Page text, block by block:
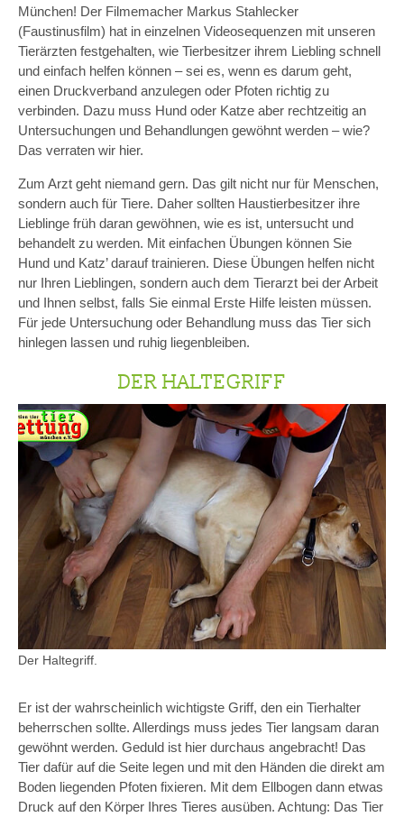
München! Der Filmemacher Markus Stahlecker
(Faustinusfilm) hat in einzelnen Videosequenzen mit unseren
Tierärzten festgehalten, wie Tierbesitzer ihrem Liebling schnell
und einfach helfen können – sei es, wenn es darum geht,
einen Druckverband anzulegen oder Pfoten richtig zu
verbinden. Dazu muss Hund oder Katze aber rechtzeitig an
Untersuchungen und Behandlungen gewöhnt werden – wie?
Das verraten wir hier.
Zum Arzt geht niemand gern. Das gilt nicht nur für Menschen,
sondern auch für Tiere. Daher sollten Haustierbesitzer ihre
Lieblinge früh daran gewöhnen, wie es ist, untersucht und
behandelt zu werden. Mit einfachen Übungen können Sie
Hund und Katz’ darauf trainieren. Diese Übungen helfen nicht
nur Ihren Lieblingen, sondern auch dem Tierarzt bei der Arbeit
und Ihnen selbst, falls Sie einmal Erste Hilfe leisten müssen.
Für jede Untersuchung oder Behandlung muss das Tier sich
hinlegen lassen und ruhig liegenbleiben.
DER HALTEGRIFF
Der Haltegriff.
Er ist der wahrscheinlich wichtigste Griff, den ein Tierhalter
beherrschen sollte. Allerdings muss jedes Tier langsam daran
gewöhnt werden. Geduld ist hier durchaus angebracht! Das
Tier dafür auf die Seite legen und mit den Händen die direkt am
Boden liegenden Pfoten fixieren. Mit dem Ellbogen dann etwas
Druck auf den Körper Ihres Tieres ausüben. Achtung: Das Tier